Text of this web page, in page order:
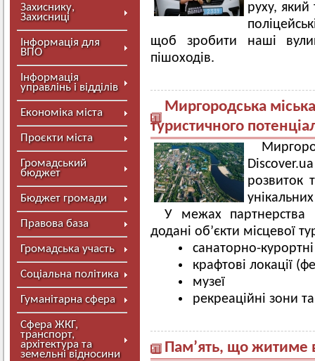
Захиснику,
Захисниці
Інформація для
ВПО
Інформація
управлінь і відділів
Економіка міста
Проєкти міста
Громадський
бюджет
Бюджет громади
Правова база
Громадська участь
Соціальна політика
Гуманітарна сфера
Сфера ЖКГ,
транспорт,
архітектура та
земельні відносини
руху,
щоб зробити наші
пішоходів.
Миргородська
туристичного
розвиток
У межах партнерства
додані об’єкти місцевої
санаторно-
крафтові локації
музеї
рекреаційні зони
Пам’ять, що житиме